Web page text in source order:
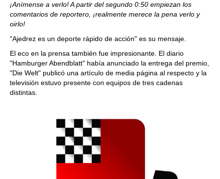
¡Anímense a verlo! A partir del segundo 0:50 empiezan los
comentarios de reportero, ¡realmente merece la pena verlo y
oirlo!
"Ajedrez es un deporte rápido de acción" es su mensaje.
El eco en la prensa también fue impresionante. El diario
"Hamburger Abendblatt" había anunciado la entrega del premio,
"Die Welt" publicó una artículo de media página al respecto y la
televisión estuvo presente con equipos de tres cadenas
distintas.